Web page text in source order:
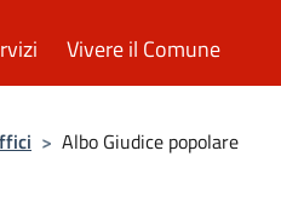
Vivere il Comune
> Albo Giudice popolare